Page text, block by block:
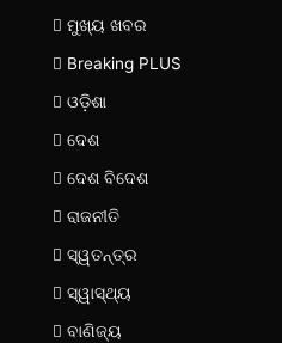
ମୁଖ୍ୟ ଖବର
Breaking PLUS
ଓଡ଼ିଶା
ଦେଶ
ଦେଶ ବିଦେଶ
ରାଜନୀତି
ସ୍ୱତନ୍ତ୍ର
ସ୍ୱାସ୍ଥ୍ୟ
ବାଣିଜ୍ୟ